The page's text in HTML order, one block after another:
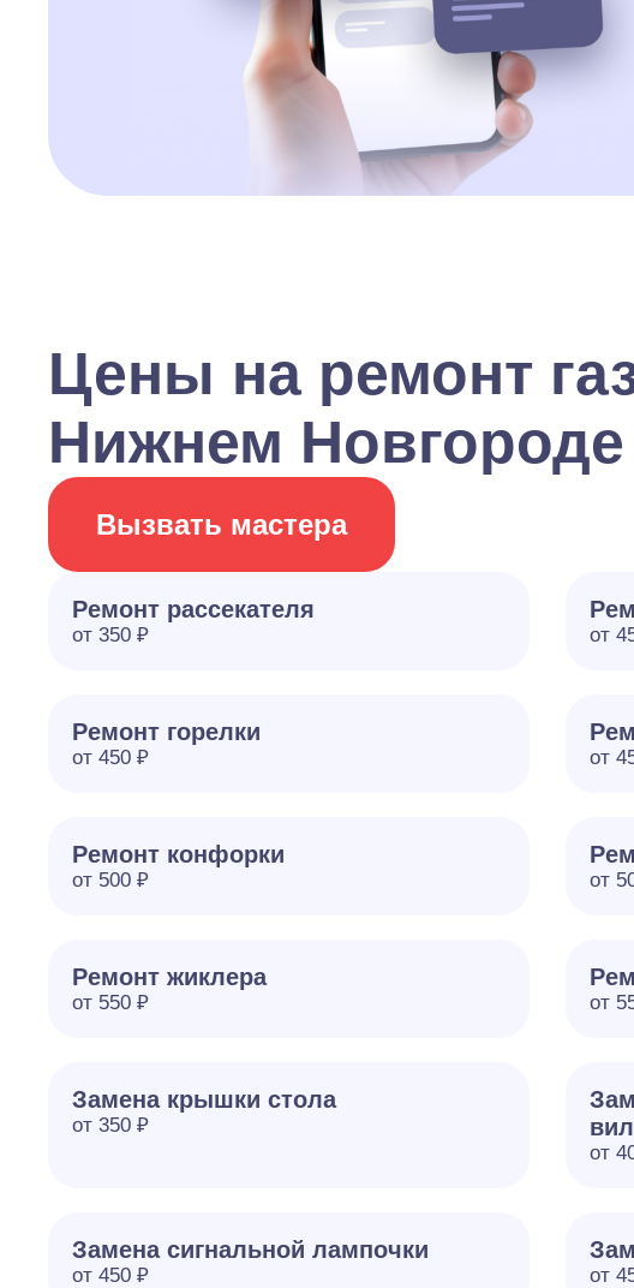
Цены на ремонт
Нижнем Новгороде
Вызвать мастера
Ремонт рассекателя
от 350 ₽ от
Ремонт горелки
от 450 ₽ от
Ремонт конфорки
от 500 ₽ от
Ремонт жиклера
от 550 ₽ от
Замена крышки стола
от 350 ₽
от
Замена сигнальной лампочки
от 450 ₽ от